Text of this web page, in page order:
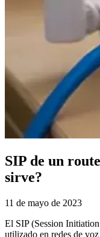
SIP de un
sirve?
11 de mayo de 2023
El SIP (Session
utilizado en redes de